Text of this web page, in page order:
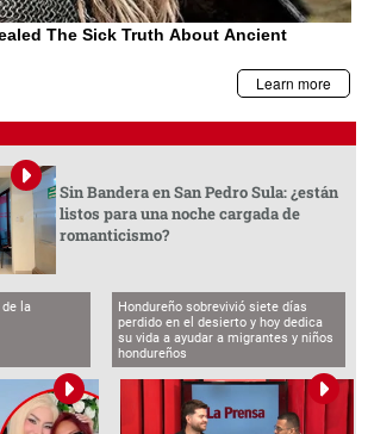
Sin Bandera en San Pedro Sula: ¿están
listos para una noche cargada de
romanticismo?
la
Hondureño sobrevivió siete días
perdido en el desierto y hoy dedica
su vida a ayudar a migrantes y niños
hondureños